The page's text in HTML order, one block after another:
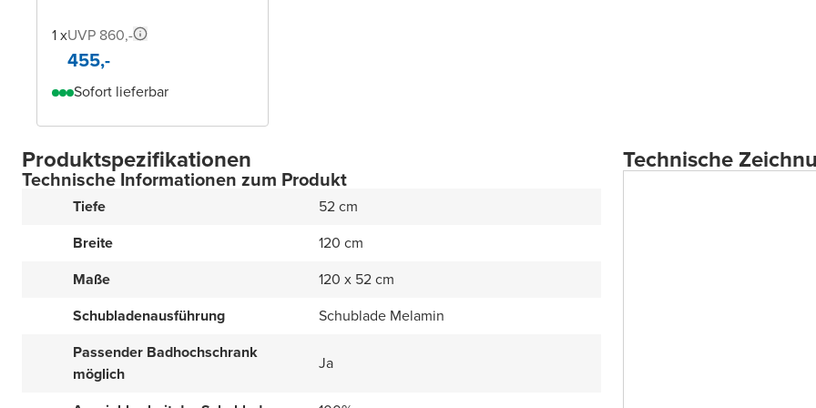
1 xUVP 860,-
455,-
Sofort lieferbar
Produktspezifikationen
Technische Informationen zum Produkt
Tiefe
52 cm
Breite
120 cm
Maße
120 x 52 cm
Schubladenausführung
Schublade Melamin
Passender Badhochschrank
möglich
Ja
Technische